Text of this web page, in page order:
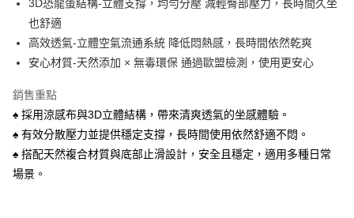
悠遊付
Google Pay
相關說明
【關於「AFTEE先享後付」】
AFTEE先享後付是「在收到商品之後才付款」的支付方式。 讓您購物簡單
便利好安心！
１．簡單：不需註冊會員、不需綁卡、不需儲值。
２．便利：只要手機號碼，簡訊認證，即可結帳。
貨到付款
3D恐龍蛋結構-立體支撐，均勻分壓 減輕臀部壓力，長時間久坐
也舒適
高效透氣-立體空氣流通系統 降低悶熱感，長時間依然乾爽
安心材質-天然添加 × 無毒環保 通過歐盟檢測，使用更安心
銷售重點
♠ 採用涼感布與3D立體結構，帶來清爽透氣的坐感體驗。
♠ 有效分散壓力並提供穩定支撐，長時間使用依然舒適不悶。
♠ 搭配天然複合材質與底部止滑設計，安全且穩定，適用多種日常
場景。